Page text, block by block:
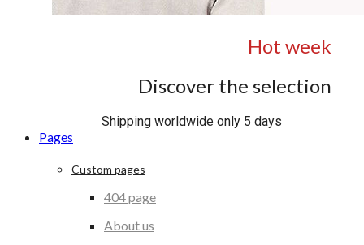
Hot week
Discover the selection
Shipping worldwide only 5 days
Pages
Custom pages
404 page
About us